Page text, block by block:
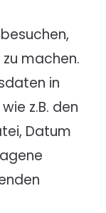
machen.
in
z.B. den
Datum